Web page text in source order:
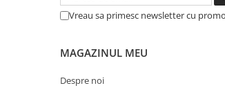
Vreau sa primesc newsletter cu
MAGAZINUL MEU
Despre noi